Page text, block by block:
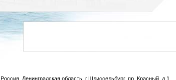
Россия, Ленинградская область, г.Шлиссельбург, пр. Красный, д.1